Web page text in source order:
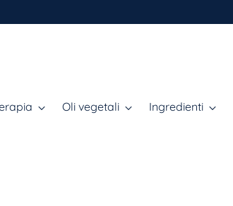
Oli vegetali Ingredienti